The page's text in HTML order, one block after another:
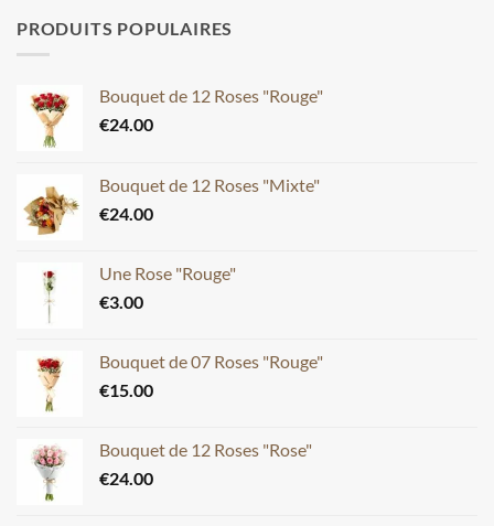
PRODUITS POPULAIRES
Bouquet de 12 Roses "Rouge"
€24.00
Bouquet de 12 Roses "Mixte"
€24.00
Une Rose "Rouge"
€3.00
Bouquet de 07 Roses "Rouge"
€15.00
Bouquet de 12 Roses "Rose"
€24.00